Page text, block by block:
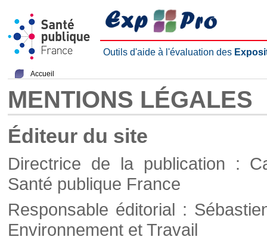
Outils d'aide à l'évaluation des
Accueil
MENTIONS LÉGALES
Éditeur du site
Directrice de la publication :
Santé publique France
Responsable éditorial :
Environnement et Travail